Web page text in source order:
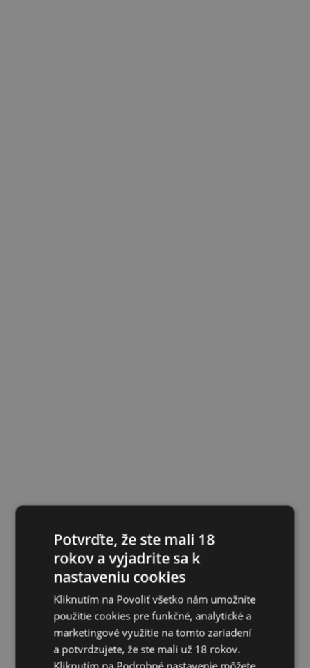
Potvrďte, že ste mali 18
rokov a vyjadrite sa k
nastaveniu cookies
Kliknutím na Povoliť všetko nám umožníte
použitie cookies pre funkčné, analytické a
marketingové využitie na tomto zariadení
a potvrdzujete, že ste mali už 18 rokov.